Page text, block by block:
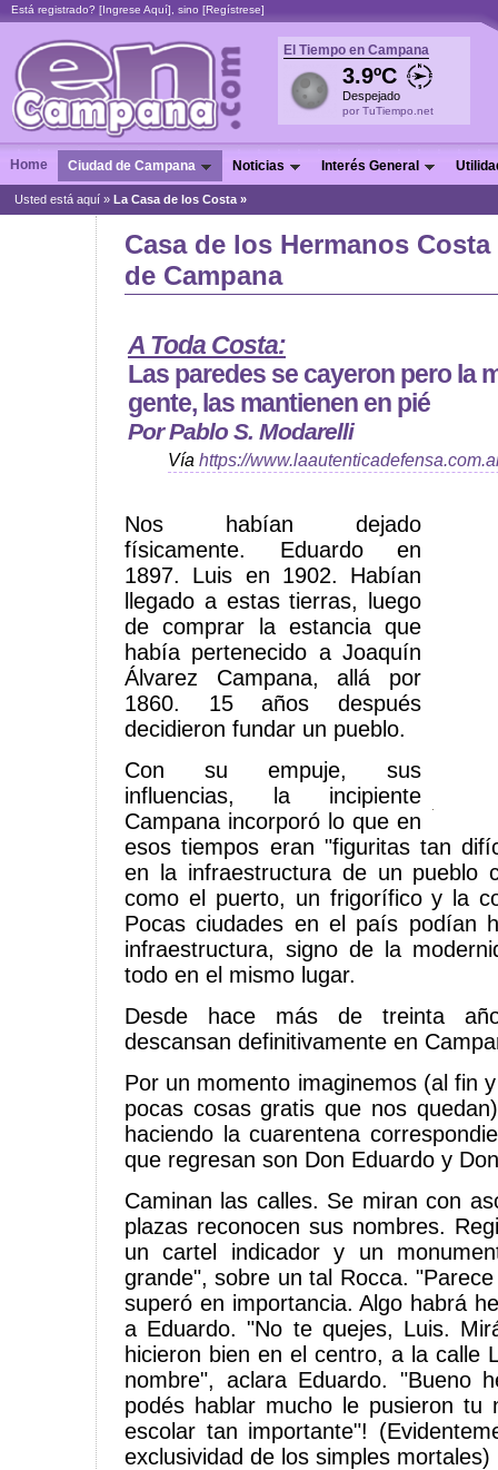
Está registrado? [Ingrese Aquí], sino [Regístrese]
El Tiempo en Campana
3.9ºC
Despejado
por TuTiempo.net
Home Ciudad de Campana Noticias Interés General
Usted está aquí » La Casa de los Costa »
Casa de los Hermanos
de Campana
A Toda Costa:
Las paredes se cayeron pero la
gente, las mantienen en pié
Por Pablo S. Modarelli
Vía https://
Nos habían dejado
físicamente. Eduardo en
1897. Luis en 1902. Habían
llegado a estas tierras, luego
de comprar la estancia que
había pertenecido a Joaquín
Álvarez Campana, allá por
1860. 15 años después
decidieron fundar un pueblo.
Con su empuje, sus
influencias, la incipiente
Campana incorporó lo que en
esos tiempos eran "figuritas tan
en la infraestructura de un pueblo
como el puerto, un frigorífico y la
Pocas ciudades en el país podían
infraestructura, signo de la
todo en el mismo lugar.
Desde hace más de treinta
descansan definitivamente en
Por un momento imaginemos (al fin
pocas cosas gratis que nos
haciendo la cuarentena
que regresan son Don Eduardo y
Caminan las calles. Se miran con
plazas reconocen sus nombres.
un cartel indicador y un
grande", sobre un tal Rocca.
superó en importancia. Algo habrá
a Eduardo. "No te quejes, Luis.
hicieron bien en el centro, a la calle
nombre", aclara Eduardo. "Bueno
podés hablar mucho le pusieron tu
escolar tan importante"!
exclusividad de los simples mortales)